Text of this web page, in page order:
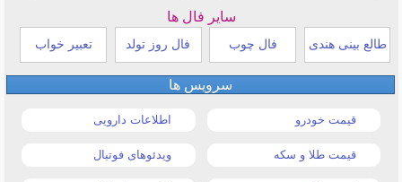
سایر فال ها
طالع بینی هندی فال چوب فال روز تولد تعبیر خواب
سرویس ها
قیمت خودرو اطلاعات دارویی
قیمت طلا و سکه ویدئوهای فوتبال